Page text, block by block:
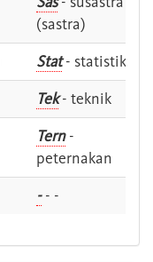
(sastra)
Stat- statistik
Tek- teknik
Tern-
peternakan
-- -